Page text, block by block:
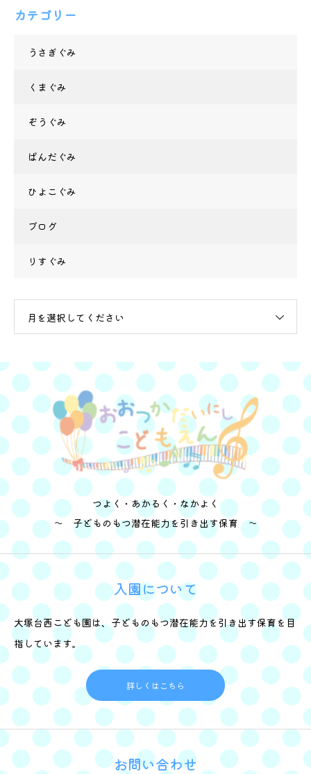
カテゴリー
うさぎぐみ
くまぐみ
ぞうぐみ
ぱんだぐみ
ひよこぐみ
ブログ
りすぐみ
月を選択してください
つよく・あかるく・なかよく
～ 子どものもつ潜在能力を引き出す保育 ～
入園について
大塚台西こども園は、子どものもつ潜在能力を引き出す保育を目
指しています。
詳しくはこちら
お問い合わせ